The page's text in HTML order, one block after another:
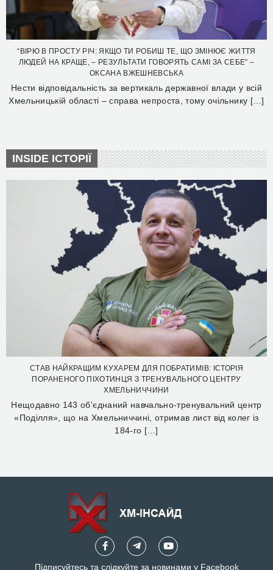
“ВІРЮ В ПРОСТУ РІЧ: ЯКЩО ТИ РОБИШ ТЕ, ЩО ЗМІНЮЄ ЖИТТЯ
ЛЮДЕЙ НА КРАЩЕ, – РЕЗУЛЬТАТИ ГОВОРЯТЬ САМІ ЗА СЕБЕ” –
ОКСАНА ВЖЕШНЕВСЬКА
Нести відповідальність за вертикаль державної влади у всій
Хмельницькій області – справа непроста, тому очільнику […]
INSIDE ІСТОРІЇ
СТАВ НАЙКРАЩИМ КУХАРЕМ ДЛЯ ПОБРАТИМІВ: ІСТОРІЯ
ПОРАНЕНОГО ПІХОТИНЦЯ З ТРЕНУВАЛЬНОГО ЦЕНТРУ
ХМЕЛЬНИЧЧИНИ
Нещодавно 143 об’єднаний навчально-тренувальний центр
«Поділля», що на Хмельниччині, отримав лист від колег із
184-го […]
Підписуйтесь та слідкуйте за новинами у Facebook